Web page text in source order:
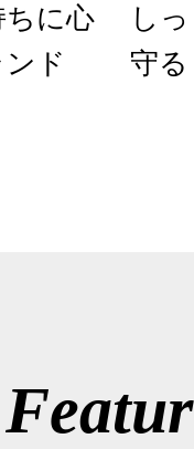
に心
ド
し
守